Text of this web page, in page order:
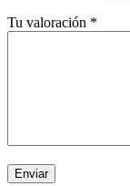
Tu valoración *